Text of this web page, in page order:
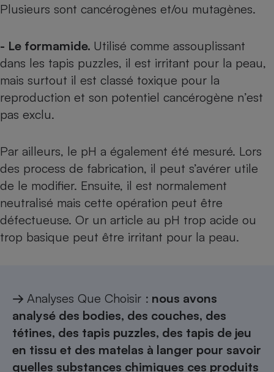
Plusieurs sont cancérogènes et/ou mutagènes.
- Le formamide. Utilisé comme assouplissant
dans les tapis puzzles, il est irritant pour la peau,
mais surtout il est classé toxique pour la
reproduction et son potentiel cancérogène n’est
pas exclu.
Par ailleurs, le pH a également été mesuré. Lors
des process de fabrication, il peut s’avérer utile
de le modifier. Ensuite, il est normalement
neutralisé mais cette opération peut être
défectueuse. Or un article au pH trop acide ou
trop basique peut être irritant pour la peau.
→ Analyses Que Choisir : nous avons
analysé des bodies, des couches, des
tétines, des tapis puzzles, des tapis de jeu
en tissu et des matelas à langer pour savoir
quelles substances chimiques ces produits